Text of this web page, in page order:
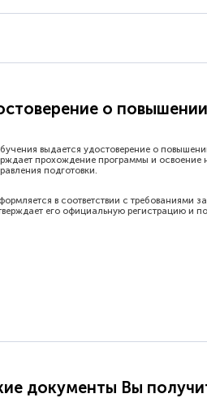
о
выдается удостоверение о
прохождение программы и
подготовки.
в соответствии с требованиями
его официальную регистрацию и
документы Вы